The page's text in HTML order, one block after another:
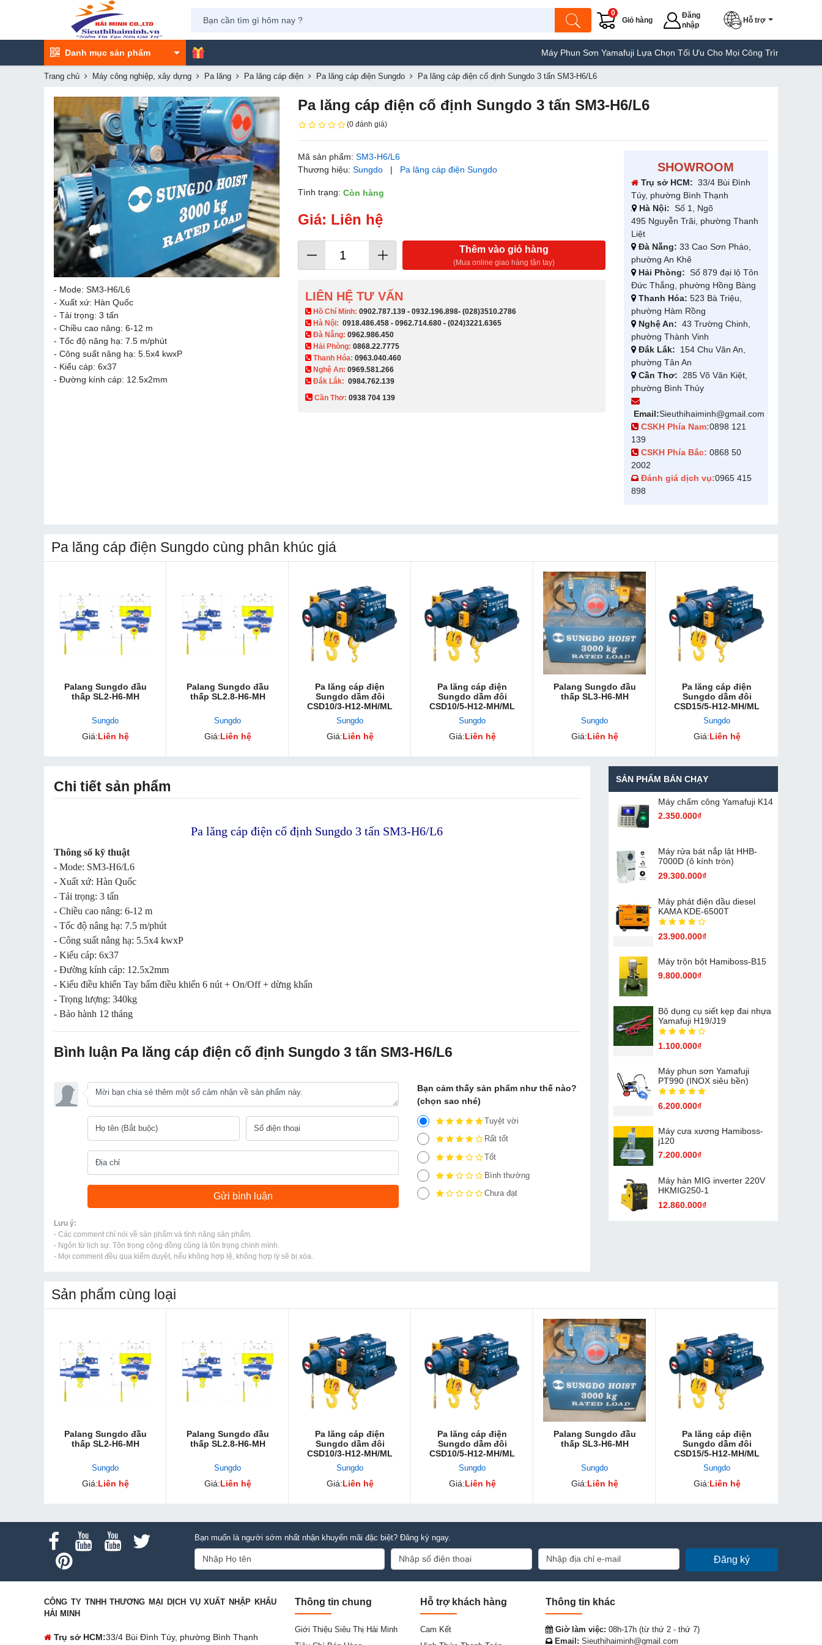
Giỏ hàng
0
Đăng
nhập
Hỗ trợ
Danh mục sản phẩm Máy Phun Sơn Yamafuji Lựa Chọn Tối Ưu Cho Mọi Công Trình Máy Hàn
Trang chủ Máy công nghiệp, xây dựng Pa lăng Pa lăng cáp điện Pa lăng cáp điện Sungdo Pa lăng cáp điện cố định Sungdo 3 tấn SM3-H6/L6
- Mode: SM3-H6/L6
- Xuất xứ: Hàn Quốc
- Tải trọng: 3 tấn
- Chiều cao nâng: 6-12 m
- Tốc độ nâng hạ: 7.5 m/phút
- Công suất nâng hạ: 5.5x4 kwxP
- Kiểu cáp: 6x37
- Đường kính cáp: 12.5x2mm
Pa lăng cáp điện cố định Sungdo 3 tấn SM3-H6/L6
(0 đánh giá)
Mã sản phẩm:SM3-H6/L6
Thương hiệu:Sungdo | Pa lăng cáp điện Sungdo
Tình trạng:Còn hàng
Giá: Liên hệ
Thêm vào giỏ hàng
(Mua online giao hàng tận tay)
LIÊN HỆ TƯ VẤN
​ Hồ Chí Minh:0902.787.139 -0932.196.898-(028)3510.2786
Hà Nội:0918.486.458 -0962.714.680 -(024)3221.6365
Đà Nẵng:0962.986.450
Hải Phòng:0868.22.7775
Thanh Hóa:0963.040.460
Nghệ An:0969.581.266
Đắk Lắk: 0984.762.139
Cần Thơ:0938 704 139​
SHOWROOM
Trụ sở HCM: 33/4 Bùi Đình
Túy, phường Bình Thạnh
Hà Nội: Số 1, Ngõ
495 Nguyễn Trãi, phường Thanh
Liệt
Đà Nẵng: 33 Cao Sơn Pháo,
phường An Khê
Hải Phòng: Số 879 đại lộ Tôn
Đức Thắng, phường Hồng Bàng
Thanh Hóa: 523 Bà Triệu,
phường Hàm Rồng
Nghệ An: 43 Trường Chinh,
phường Thành Vinh
Đắk Lắk: 154 Chu Văn An,
phường Tân An
Cần Thơ: 285 Võ Văn Kiệt,
phường Bình Thủy
Email:Sieuthihaiminh@gmail.com
CSKH Phía Nam:0898 121
139
CSKH Phía Bắc: 0868 50
2002
Đánh giá dịch vụ:0965 415
898
Pa lăng cáp điện Sungdo cùng phân khúc giá
Palang Sungdo đầ​u
thấp SL2-H6-MH
Sungdo
Giá:Liên hệ
Palang Sungdo đầu
thấp SL2.8-H6-MH
Sungdo
Giá:Liên hệ
Pa lăng cáp điện
Sungdo dầm đôi
CSD10/3-H12-MH/ML
Sungdo
Giá:Liên hệ
Pa lăng cáp điện
Sungdo dầm đôi
CSD10/5-H12-MH/ML
Sungdo
Giá:Liên hệ
Palang Sungdo đầu
thấp SL3-H6-MH
Sungdo
Giá:Liên hệ
Pa lăng cáp điện
Sungdo dầm đôi
CSD15/5-H12-MH/ML
Sungdo
Giá:Liên hệ
Chi tiết sản phẩm
Pa lăng cáp điện cố định Sungdo 3 tấn SM3-H6/L6
Thông số kỹ thuật
- Mode: SM3-H6/L6
- Xuất xứ: Hàn Quốc
- Tải trọng: 3 tấn
- Chiều cao nâng: 6-12 m
- Tốc độ nâng hạ: 7.5 m/phút
- Công suất nâng hạ: 5.5x4 kwxP
- Kiểu cáp: 6x37
- Đường kính cáp: 12.5x2mm
- Kiểu điều khiển Tay bấm điều khiển 6 nút + On/Off + dừng khẩn
- Trọng lượng: 340kg
- Bảo hành 12 tháng
Bình luận Pa lăng cáp điện cố định Sungdo 3 tấn SM3-H6/L6
Bạn cảm thấy sản phẩm như thế nào?
(chọn sao nhé)
Tuyệt vời
Rất tốt
Tốt
Bình thường
Chưa đạt
Lưu ý:
- Các comment chỉ nói về sản phẩm và tính năng sản phẩm.
- Ngôn từ lịch sự. Tôn trọng cộng đồng cũng là tôn trọng chính mình.
- Mọi comment đều qua kiểm duyệt, nếu không hợp lệ, không hợp lý sẽ bị xóa.
SẢN PHẨM BÁN CHẠY
Máy chấm cô​ng Yamafuji K14
2.350.000₫
Máy rửa bát nắp lật HHB-
7000D (ô kính tròn)
29.300.000₫
Máy phát điện dầu diesel
KAMA KDE-6500T
23.900.000₫
Máy trộn bột Hamiboss-B15
9.800.000₫
Bộ dụng cụ siết kẹp đai nhựa
Yamafuji H19/J19
1.100.000₫
Máy phun sơn Yamafuji
PT990 (INOX siêu bền)
6.200.000₫
Máy cưa xương Hamiboss-
j120
7.200.000₫
Máy hàn MIG inverter 220V
HKMIG250-1
12.860.000₫
Sản phẩm cùng loại
Palang Sungdo đầ​u
thấp SL2-H6-MH
Sungdo
Giá:Liên hệ
Palang Sungdo đầu
thấp SL2.8-H6-MH
Sungdo
Giá:Liên hệ
Pa lăng cáp điện
Sungdo dầm đôi
CSD10/3-H12-MH/ML
Sungdo
Giá:Liên hệ
Pa lăng cáp điện
Sungdo dầm đôi
CSD10/5-H12-MH/ML
Sungdo
Giá:Liên hệ
Palang Sungdo đầu
thấp SL3-H6-MH
Sungdo
Giá:Liên hệ
Pa lăng cáp điện
Sungdo dầm đôi
CSD15/5-H12-MH/ML
Sungdo
Giá:Liên hệ
Bạn muốn là người sớm nhất nhận khuyến mãi đặc biệt? Đăng ký ngay.
Đăng ký
CÔNG TY TNHH THƯƠNG MẠI DỊCH VỤ XUẤT NHẬP KHẨU
HẢI MINH
Trụ sở HCM:33/4 Bùi Đình Túy, phường Bình Thạnh
Thông tin chung
Giới Thiệu Siêu Thị Hải Minh
Hỗ trợ khách hàng
Cam Kết
Thông tin khác
Giờ làm việc: 08h-17h (từ thứ 2 - thứ 7)
Email: Sieuthihaiminh@gmail.com